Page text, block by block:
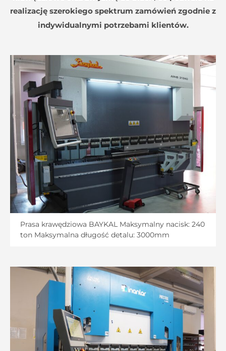
realizację szerokiego spektrum zamówień zgodnie z
indywidualnymi potrzebami klientów.
Prasa krawędziowa BAYKAL Maksymalny nacisk: 240
ton Maksymalna długość detalu: 3000mm